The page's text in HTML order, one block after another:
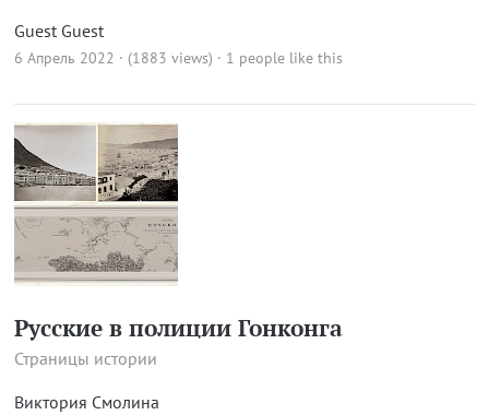
Guest Guest
6 Апрель 2022 · (1883 views) · 1 people like this
Русские в полиции Гонконга
Страницы истории
Виктория Смолина